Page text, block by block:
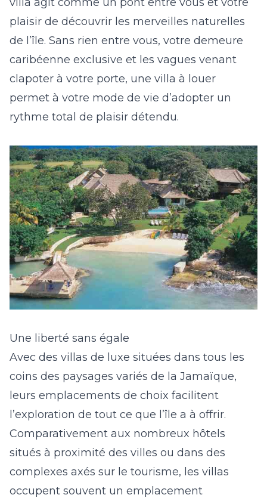
plaisir de découvrir les merveilles naturelles
de l’île. Sans rien entre vous, votre demeure
caribéenne exclusive et les vagues venant
clapoter à votre porte, une villa à louer
permet à votre mode de vie d’adopter un
rythme total de plaisir détendu.
Une liberté sans égale
Avec des villas de luxe situées dans tous les
coins des paysages variés de la Jamaïque,
leurs emplacements de choix facilitent
l’exploration de tout ce que l’île a à offrir.
Comparativement aux nombreux hôtels
situés à proximité des villes ou dans des
complexes axés sur le tourisme, les villas
occupent souvent un emplacement